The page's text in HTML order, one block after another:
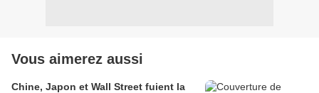
Vous aimerez aussi
Chine, Japon et Wall Street fuient la